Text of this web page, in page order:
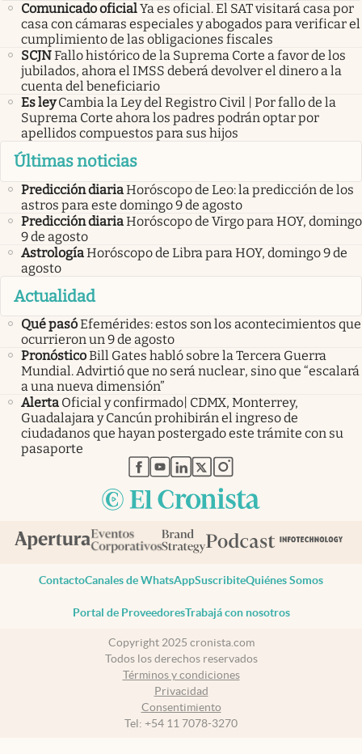
Comunicado oficialYa es oficial. El SAT visitará casa por
casa con cámaras especiales y abogados para verificar el
cumplimiento de las obligaciones fiscales
SCJNFallo histórico de la Suprema Corte a favor de los
jubilados, ahora el IMSS deberá devolver el dinero a la
cuenta del beneficiario
Es ley Cambia la Ley del Registro Civil | Por fallo de la
Suprema Corte ahora los padres podrán optar por
apellidos compuestos para sus hijos
Últimas noticias
Predicción diariaHoróscopo de Leo: la predicción de los
astros para este domingo 9 de agosto
Predicción diariaHoróscopo de Virgo para HOY, domingo
9 de agosto
AstrologíaHoróscopo de Libra para HOY, domingo 9 de
agosto
Actualidad
Qué pasóEfemérides: estos son los acontecimientos que
ocurrieron un 9 de agosto
PronósticoBill Gates habló sobre la Tercera Guerra
Mundial. Advirtió que no será nuclear, sino que “escalará
a una nueva dimensión”
Alerta Oficial y confirmado| CDMX, Monterrey,
Guadalajara y Cancún prohibirán el ingreso de
ciudadanos que hayan postergado este trámite con su
pasaporte
abre en nueva pestaña
abre en nueva pestaña
abre en nueva pestaña
abre en nueva pestaña
abre en nueva pestaña
ContactoCanales de WhatsAppSuscribiteQuiénes Somos
Portal de ProveedoresTrabajá con nosotros
Copyright 2025 cronista.com
Todos los derechos reservados
Términos y condiciones
Privacidad
Consentimiento
Tel: +54 11 7078-3270